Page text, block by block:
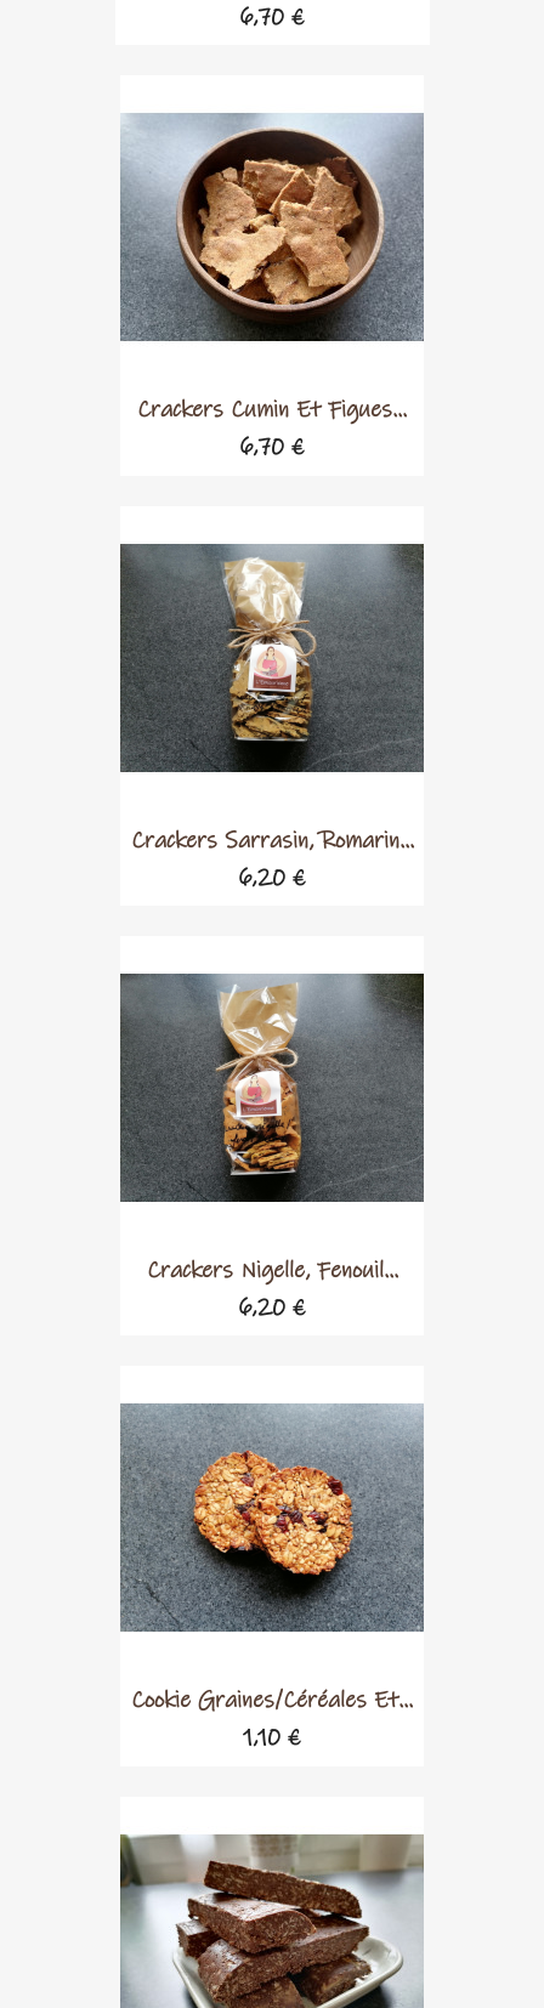
6,70 €
Crackers Cumin Et Figues...
6,70 €
Crackers Sarrasin, Romarin...
6,20 €
Crackers Nigelle, Fenouil...
6,20 €
Cookie Graines/céréales Et...
1,10 €